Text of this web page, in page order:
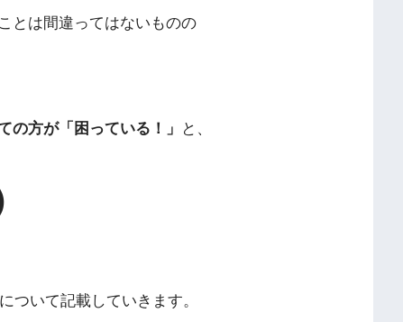
とは間違ってはないものの
の方が「困っている！」 と、
ついて記載していきます。